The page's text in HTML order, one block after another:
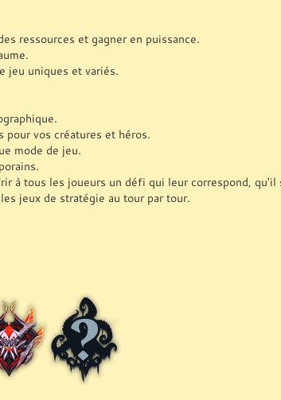
ressources et gagner en puissance.
jeu uniques et variés.
pour vos créatures et héros.
mode de jeu.
tous les joueurs un défi qui leur correspond, qu'il
jeux de stratégie au tour par tour.